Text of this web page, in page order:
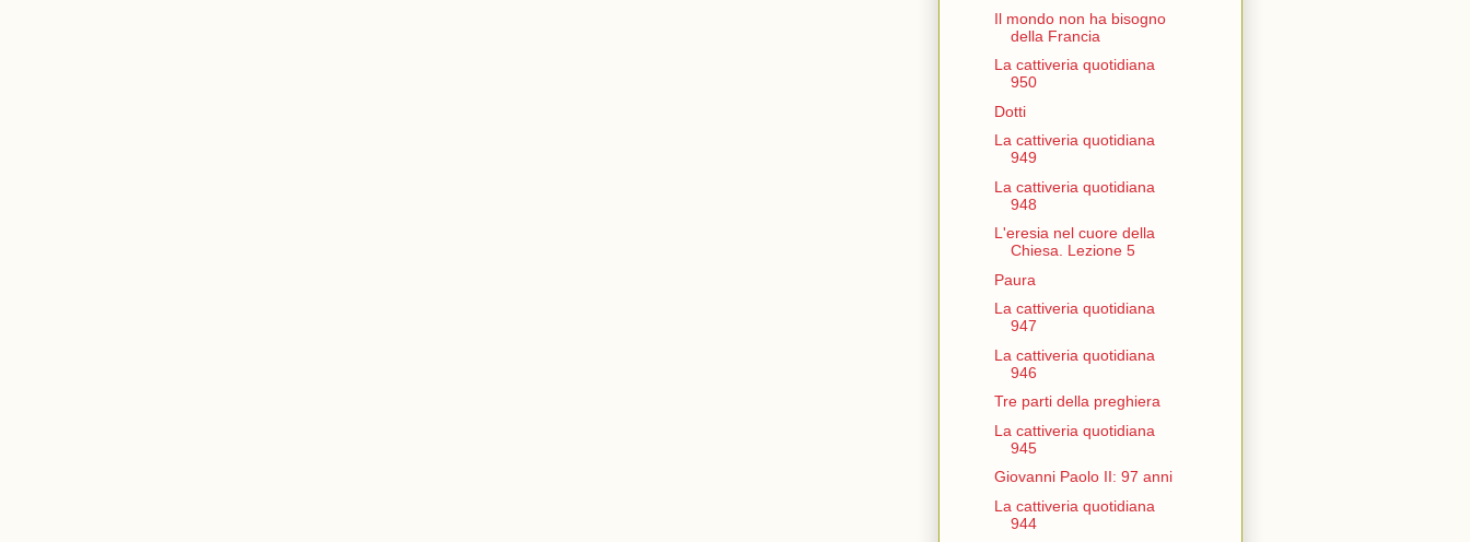
Il mondo non ha bisogno
della Francia
La cattiveria quotidiana
950
Dotti
La cattiveria quotidiana
949
La cattiveria quotidiana
948
L'eresia nel cuore della
Chiesa. Lezione 5
Paura
La cattiveria quotidiana
947
La cattiveria quotidiana
946
Tre parti della preghiera
La cattiveria quotidiana
945
Giovanni Paolo II: 97 anni
La cattiveria quotidiana
944